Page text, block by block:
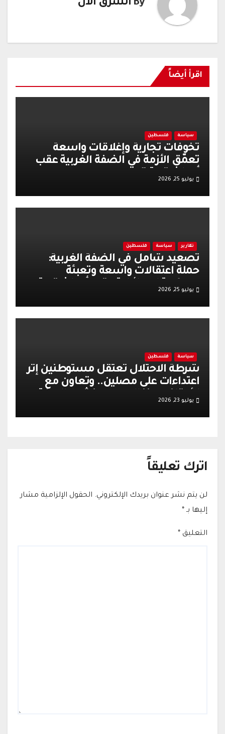
By الشرق الآن
اقرأ أيضاً
سياسة فلسطين
تخوفات تجارية وإغلاقات واسعة
تعمّق الأزمة في الضفة الغربية عقب
أحداث قرية تل
يوليو 25, 2026
تقارير سياسة فلسطين
تصعيد شامل في الضفة الغربية:
حملة اعتقالات واسعة وتعبئة
عسكرية إسرائيلية عقب أحداث قرية
يوليو 25, 2026
سياسة فلسطين
شرطة الاحتلال تعتقل مستوطنين إثر
اعتداءات على مصلين.. وتعاون مع
الأوقاف يعزز الهدوء وينشط الحركة
يوليو 23, 2026
اترك تعليقاً
لن يتم نشر عنوان بريدك الإلكتروني. الحقول الإلزامية مشار
إليها بـ *
التعليق *